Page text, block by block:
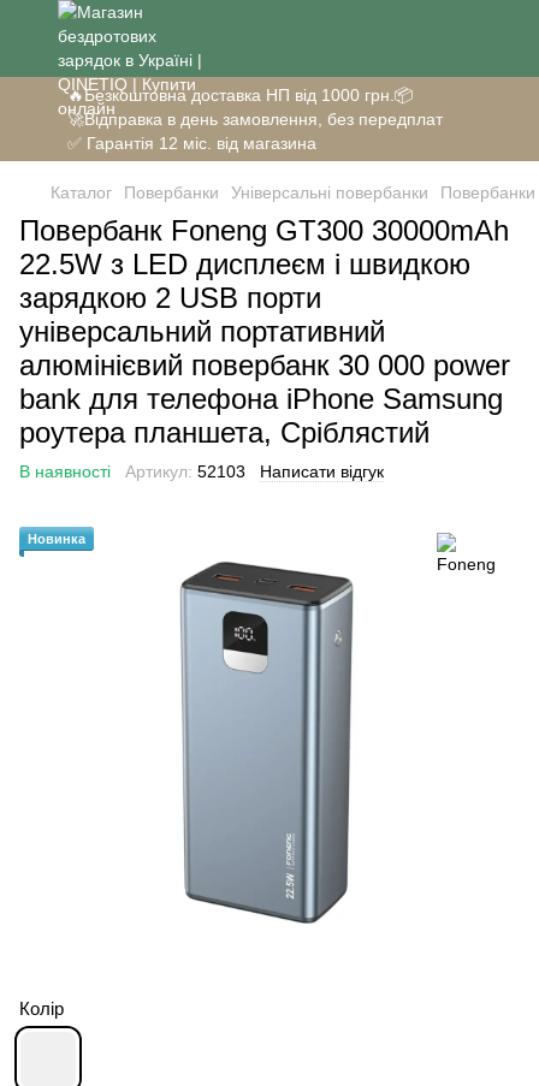
🔥Безкоштовна доставка НП від 1000 грн.📦
🚀Відправка в день замовлення, без передплат
✅ Гарантія 12 міс. від магазина
Каталог Повербанки Універсальні повербанки
Повербанк Foneng GT300 30000mAh
22.5W з LED дисплеєм і швидкою
зарядкою 2 USB порти
універсальний портативний
алюмінієвий повербанк 30 000 power
bank для телефона iPhone Samsung
роутера планшета, Сріблястий
В наявності Артикул: 52103 Написати відгук
Новинка
Колір